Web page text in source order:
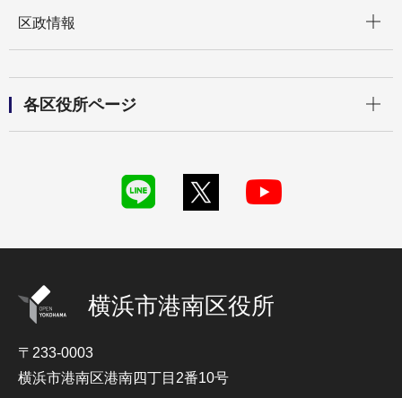
区政情報
各区役所ページ
横浜市港南区役所
〒233-0003
横浜市港南区港南四丁目2番10号